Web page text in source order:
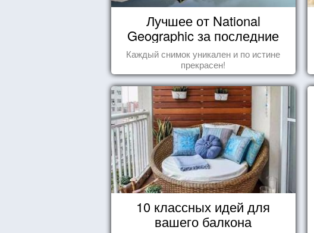
Лучшее от National
Geographic за последние
пару лет
Каждый снимок уникален и по истине
прекрасен!
10 классных идей для
вашего балкона